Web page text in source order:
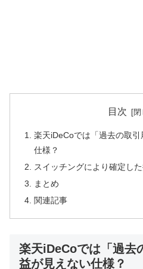
目次
楽天iDeCoでは「過去の取
仕様？
スイッチングにより確定し
まとめ
関連記事
楽天iDeCoでは「過去
益が見えない仕様？